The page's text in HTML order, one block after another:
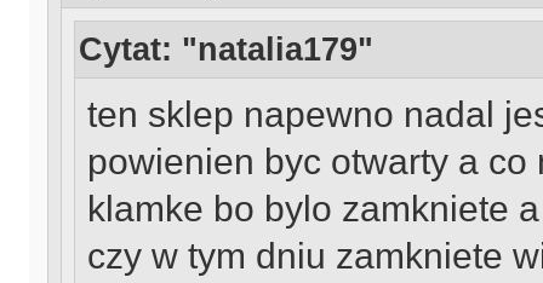
Cytat: "natalia179"
ten sklep napewno nadal
powienien byc otwarty a
klamke bo bylo zamkniete
czy w tym dniu zamkniete